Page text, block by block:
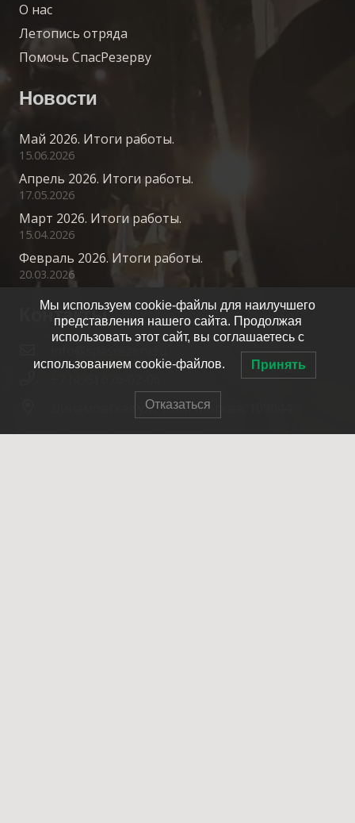
О нас
Летопись отряда
Помочь СпасРезерву
Новости
Май 2026. Итоги работы.
15.06.2026
Апрель 2026. Итоги работы.
17.05.2026
Март 2026. Итоги работы.
15.04.2026
Февраль 2026. Итоги работы.
20.03.2026
Контакты
Динамовская ул., 10к1, Москва, 109044
Мы используем cookie-файлы для наилучшего
представления нашего сайта. Продолжая
использовать этот сайт, вы соглашаетесь с
использованием cookie-файлов. Принять
Отказаться